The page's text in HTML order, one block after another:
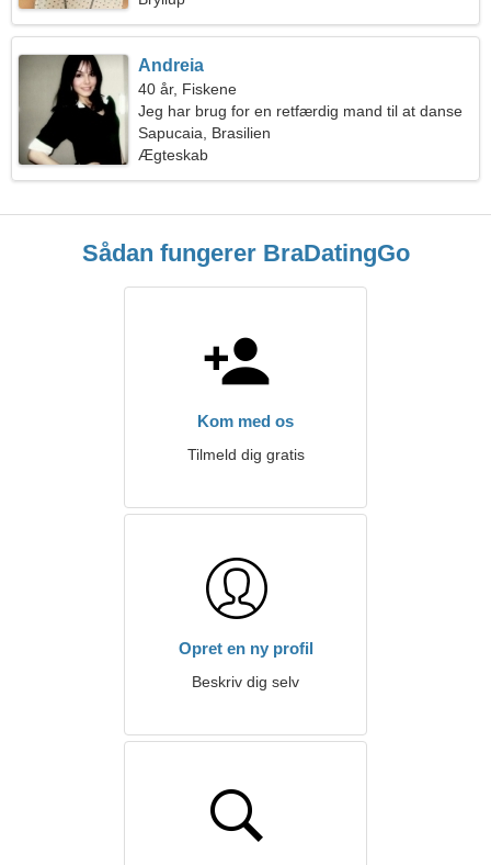
Andreia
40 år, Fiskene
Jeg har brug for en retfærdig mand til at danse
sammen
Sapucaia, Brasilien
Ægteskab
Sådan fungerer BraDatingGo
Kom med os
Tilmeld dig gratis
Opret en ny profil
Beskriv dig selv